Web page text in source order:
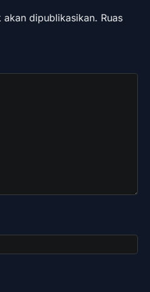
akan dipublikasikan. Ruas